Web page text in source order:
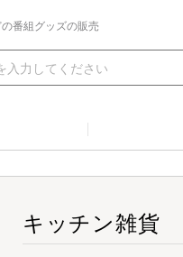
番組グッズの販売
キッチン雑貨